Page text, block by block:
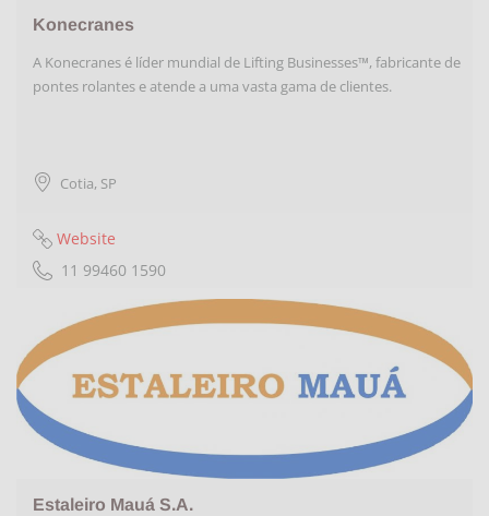
Konecranes
A Konecranes é líder mundial de Lifting Businesses™, fabricante de
pontes rolantes e atende a uma vasta gama de clientes.
Cotia, SP
Website
11 99460 1590
Estaleiro Mauá S.A.